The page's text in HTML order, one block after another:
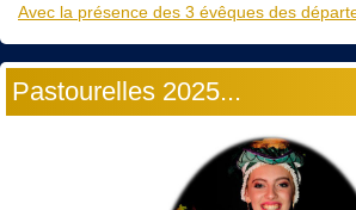
Avec la présence des 3 évêques des
Pastourelles 2025...